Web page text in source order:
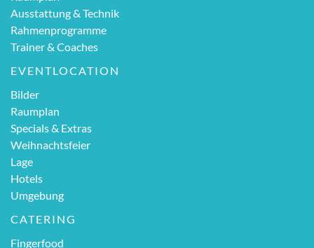
Ausstattung & Technik
Rahmenprogramme
Trainer & Coaches
EVENTLOCATION
Bilder
Raumplan
Specials & Extras
Weihnachtsfeier
Lage
Hotels
Umgebung
CATERING
Fingerfood